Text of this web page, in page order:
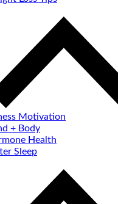
Motivation
+ Body
Health
Sleep